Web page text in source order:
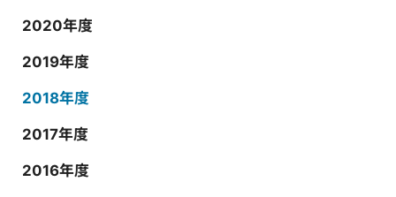
2020年度
2019年度
2018年度
2017年度
2016年度